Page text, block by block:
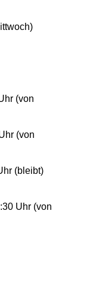
ttwoch)
(von
(von
(bleibt)
Uhr (von